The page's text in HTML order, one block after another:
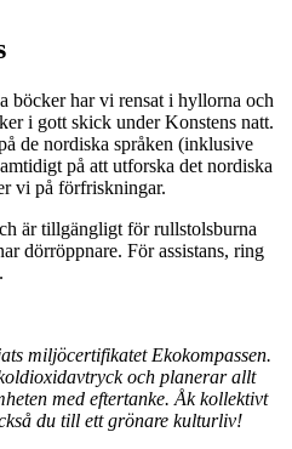
böcker har vi rensat i hyllorna och
i gott skick under Konstens natt.
de nordiska språken (inklusive
på att utforska det nordiska
vi på förfriskningar.
är tillgängligt för rullstolsburna
dörröppnare. För assistans, ring
miljöcertifikatet Ekokompassen.
och planerar allt
med eftertanke. Åk kollektivt
du till ett grönare kulturliv!